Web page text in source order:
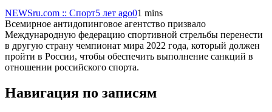
NEWSru.com :: Спорт5 лет ago01 mins
Всемирное антидопинговое агентство призвало
Международную федерацию спортивной стрельбы перенести
в другую страну чемпионат мира 2022 года, который должен
пройти в России, чтобы обеспечить выполнение санкций в
отношении российского спорта.
Навигация по записям